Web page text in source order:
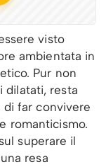
visto
ambientata in
Pur non
dilatati, resta
di far convivere
romanticismo.
superare il
resa